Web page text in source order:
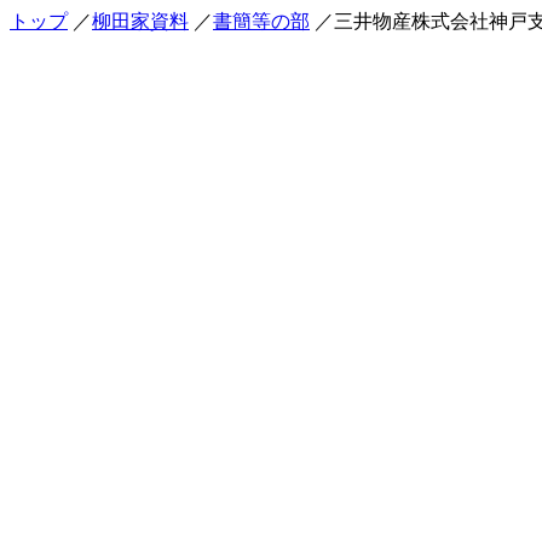
トップ ／柳田家資料 ／書簡等の部 ／三井物産株式会社神戸